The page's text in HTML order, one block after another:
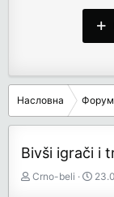
Насловна
Bivši igrači i
З
Crno-beli
Д